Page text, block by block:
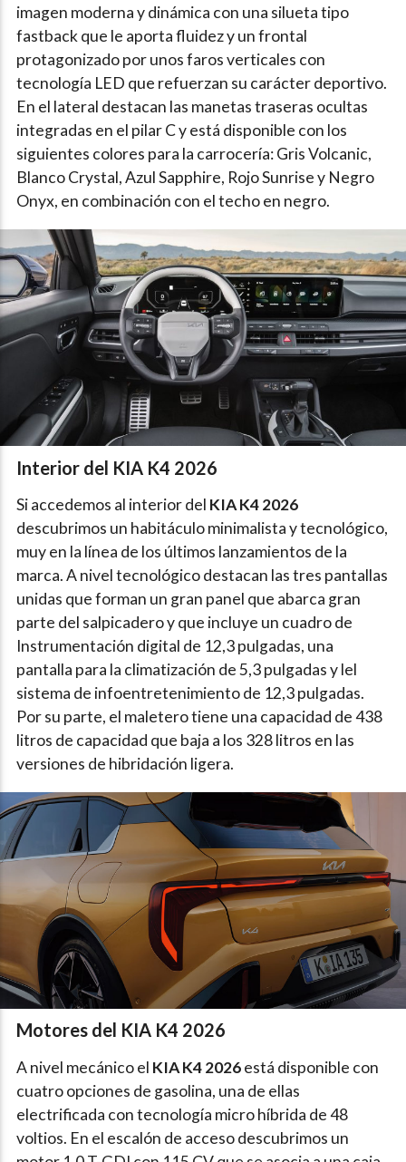
imagen moderna y dinámica con una silueta tipo
fastback que le aporta fluidez y un frontal
protagonizado por unos faros verticales con
tecnología LED que refuerzan su carácter deportivo.
En el lateral destacan las manetas traseras ocultas
integradas en el pilar C y está disponible con los
siguientes colores para la carrocería: Gris Volcanic,
Blanco Crystal, Azul Sapphire, Rojo Sunrise y Negro
Onyx, en combinación con el techo en negro.
Interior del KIA K4 2026
Si accedemos al interior del KIA K4 2026
descubrimos un habitáculo minimalista y tecnológico,
muy en la línea de los últimos lanzamientos de la
marca. A nivel tecnológico destacan las tres pantallas
unidas que forman un gran panel que abarca gran
parte del salpicadero y que incluye un cuadro de
Instrumentación digital de 12,3 pulgadas, una
pantalla para la climatización de 5,3 pulgadas y lel
sistema de infoentretenimiento de 12,3 pulgadas.
Por su parte, el maletero tiene una capacidad de 438
litros de capacidad que baja a los 328 litros en las
versiones de hibridación ligera.
Motores del KIA K4 2026
A nivel mecánico el KIA K4 2026está disponible con
cuatro opciones de gasolina, una de ellas
electrificada con tecnología micro híbrida de 48
voltios. En el escalón de acceso descubrimos un